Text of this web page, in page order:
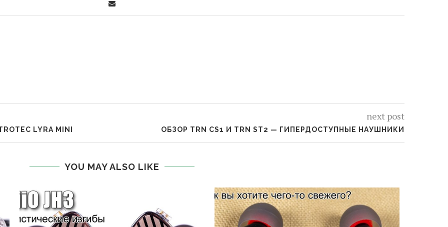
LYRA MINI
next post
ОБЗОР TRN CS1 И TRN ST2 — ГИПЕРДОСТУПНЫЕ НАУШНИКИ
YOU MAY ALSO LIKE